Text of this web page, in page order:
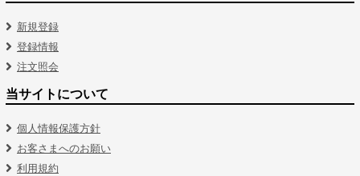
新規登録
登録情報
注文照会
当サイトについて
個人情報保護方針
お客さまへのお願い
利用規約